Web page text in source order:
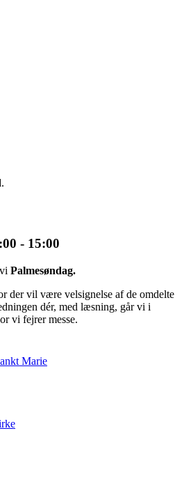
Marie
- 15:00
Palmesøndag.
der vil være velsignelse af de omdelte
dér, med læsning, går vi i
vi fejrer messe.